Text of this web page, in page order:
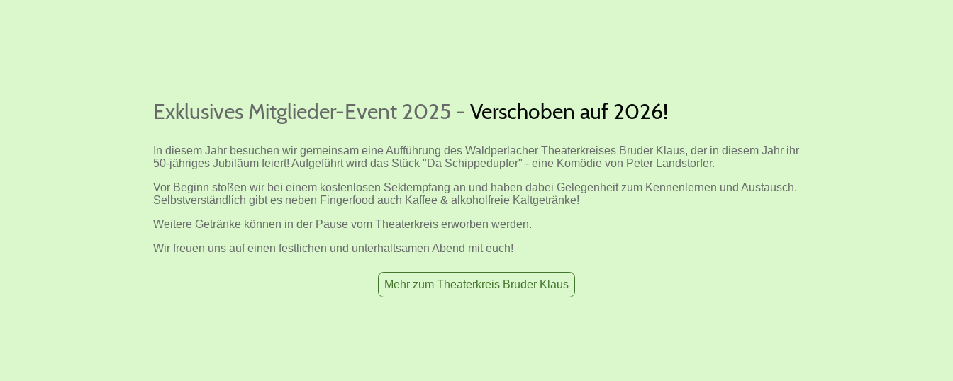
Exklusives Mitglieder-Event 2025 - Verschoben auf 2026!
In diesem Jahr besuchen wir gemeinsam eine Aufführung des Waldperlacher Theaterkreises Bruder Klaus, der in diesem Jahr ihr
50-jähriges Jubiläum feiert! Aufgeführt wird das Stück "Da Schippedupfer" - eine Komödie von Peter Landstorfer.
Vor Beginn stoßen wir bei einem kostenlosen Sektempfang an und haben dabei Gelegenheit zum Kennenlernen und Austausch.
Selbstverständlich gibt es neben Fingerfood auch Kaffee & alkoholfreie Kaltgetränke!
Weitere Getränke können in der Pause vom Theaterkreis erworben werden.
Wir freuen uns auf einen festlichen und unterhaltsamen Abend mit euch!
Mehr zum Theaterkreis Bruder Klaus